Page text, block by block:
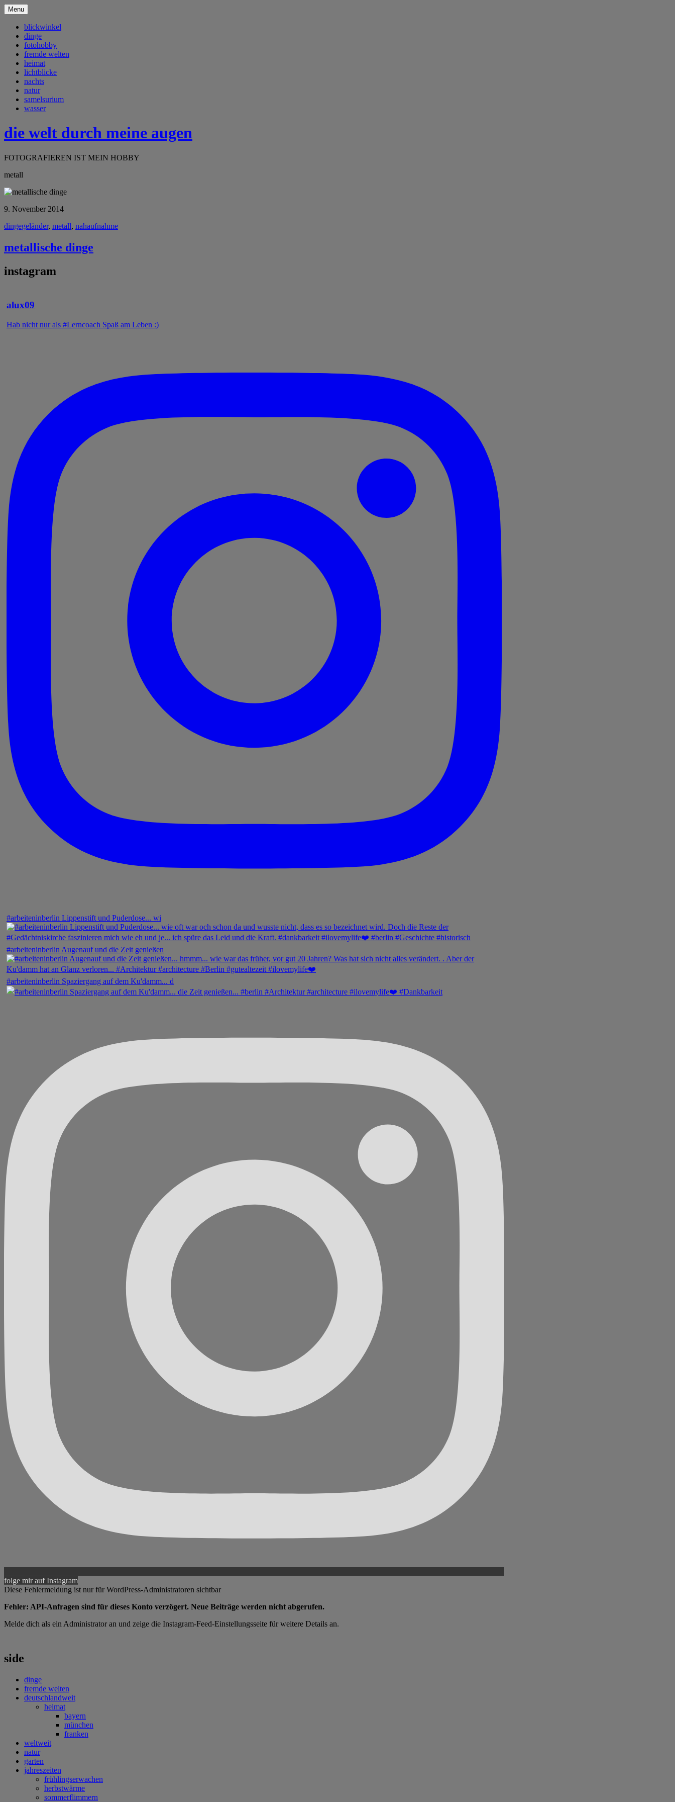
Menu
blickwinkel
dinge
fotohobby
fremde welten
heimat
lichtblicke
nachts
natur
samelsurium
wasser
die welt durch meine augen
FOTOGRAFIEREN IST MEIN HOBBY
metall
9. November 2014
dingegeländer, metall, nahaufnahme
metallische dinge
instagram
alux09
Hab nicht nur als #Lerncoach Spaß am Leben :)
#arbeiteninberlin Lippenstift und Puderdose... wi
#arbeiteninberlin Augenauf und die Zeit genießen
#arbeiteninberlin Spaziergang auf dem Ku'damm... d
folge mir auf Instagram
Diese Fehlermeldung ist nur für WordPress-Administratoren sichtbar
Fehler: API-Anfragen sind für dieses Konto verzögert. Neue Beiträge werden nicht abgerufen.
Melde dich als ein Administrator an und zeige die Instagram-Feed-Einstellungsseite für weitere Details an.
side
dinge
fremde welten
deutschlandweit
heimat
bayern
münchen
franken
weltweit
natur
garten
jahreszeiten
frühlingserwachen
herbstwärme
sommerflimmern